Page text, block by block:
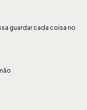
guardar cada coisa no